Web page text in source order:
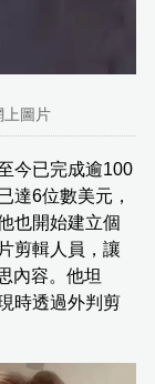
上圖片
今已完成逾100
達6位數美元，
也開始建立個
剪輯人員，讓
內容。他坦
時透過外判剪